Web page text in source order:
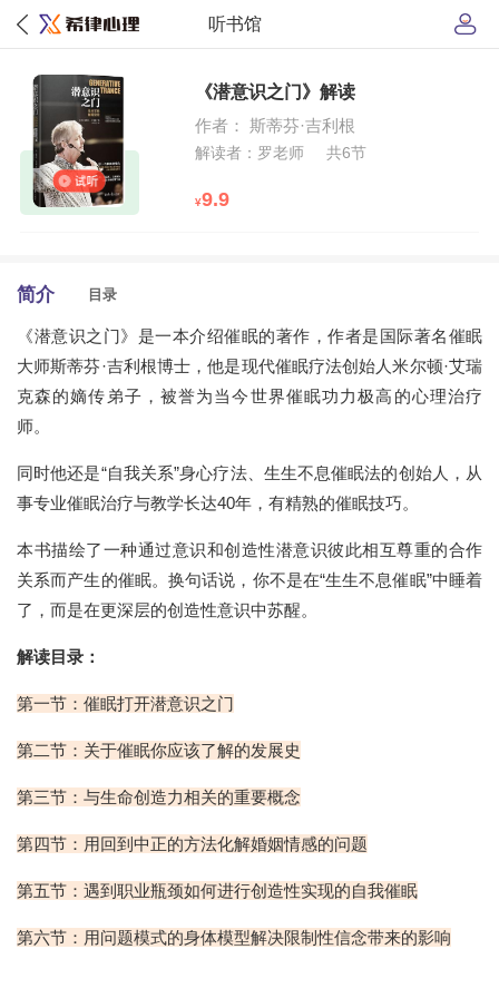
听书馆
《潜意识之门》解读
作者： 斯蒂芬·吉利根
解读者：罗老师 共6节
¥9.9
简介 目录
《潜意识之门》是一本介绍催眠的著作，作者是国际著名催眠
大师斯蒂芬·吉利根博士，他是现代催眠疗法创始人米尔顿·艾瑞
克森的嫡传弟子，被誉为当今世界催眠功力极高的心理治疗
师。
同时他还是“自我关系”身心疗法、生生不息催眠法的创始人，从
事专业催眠治疗与教学长达40年，有精熟的催眠技巧。
本书描绘了一种通过意识和创造性潜意识彼此相互尊重的合作
关系而产生的催眠。换句话说，你不是在“生生不息催眠”中睡着
了，而是在更深层的创造性意识中苏醒。
解读目录：
第一节：催眠打开潜意识之门
第二节：关于催眠你应该了解的发展史
第三节：与生命创造力相关的重要概念
第四节：用回到中正的方法化解婚姻情感的问题
第五节：遇到职业瓶颈如何进行创造性实现的自我催眠
第六节：用问题模式的身体模型解决限制性信念带来的影响